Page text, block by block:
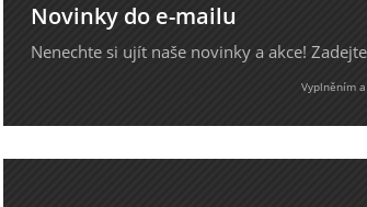
Novinky do e-mailu
Nenechte si ujít naše novinky a akce!
Vyplněním